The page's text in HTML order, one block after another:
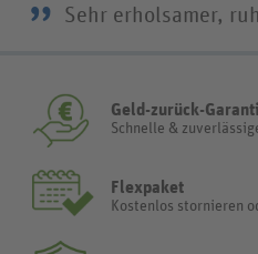
” Sehr erholsamer,
Geld-zurück-
Schnelle &
Flexpaket
Kostenlos stornieren